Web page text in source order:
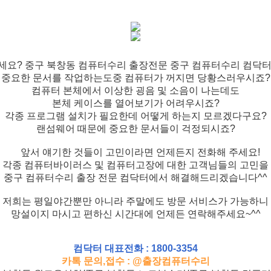
요? 중구 북창동 컴퓨터수리 출장전문 중구 컴퓨터수리 컴닥
중요한 문서를 작업하는도중 컴퓨터가 꺼지면 당황스러우시죠?
컴퓨터 본체에서 이상한 굉음 및 소음이 나는데도
본체 케이스를 열어보기가 어려우시죠?
각종 프로그램 설치가 필요한데 어떻게 하는지 모르겠다구요?
랜섬웨어 때문에 중요한 문서들이 걱정되시죠?
앞서 얘기한 것들이 고민이라면 언제든지 전화해 주세요!
각종 컴퓨터바이러스 및 컴퓨터고장에 대한 고객님들의 고민을
중구 컴퓨터수리 출장 전문 컴닥터에서 해결해드리겠습니다^^
저희는 평일야간뿐만 아니라 주말에도 방문 서비스가 가능하니
망설이지 마시고 편하신 시간대에 언제든 연락해주세요~^^
컴닥터 대표전화 : 1800-3354
카톡 문의,접수 : @출장컴퓨터수리